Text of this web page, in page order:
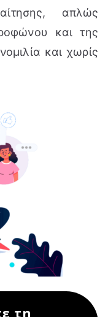
απλώς
και της
και χωρίς
τη